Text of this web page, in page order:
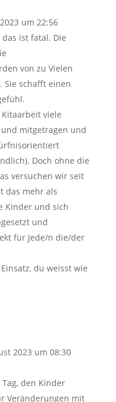
um 22:56
ist fatal. Die
von zu Vielen
Sie schafft einen
viele
mitgetragen und
Doch ohne die
versuchen wir seit
das mehr als
Kinder und sich
und
für Jede/n die/der
du weisst wie
2023 um 08:30
den Kinder
Veränderungen mit